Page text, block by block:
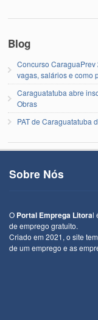
Blog
Concurso
vagas, salários e como
Caraguatatuba abre
Obras
PAT de Caraguatatuba
Sobre Nós
O Portal Emprega Litoral
de emprego gratuito.
Criado em 2021, o site
de um emprego e as